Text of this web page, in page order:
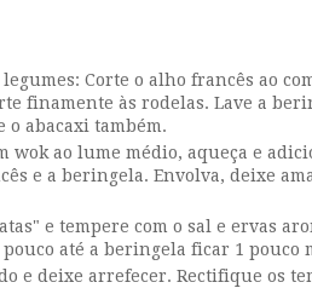
Corte o alho francês ao
finamente às rodelas. Lave a
o abacaxi também.
wok ao lume médio, aqueça e
e a beringela. Envolva, deixe
e tempere com o sal e ervas
até a beringela ficar 1 pouco
e deixe arrefecer. Rectifique os